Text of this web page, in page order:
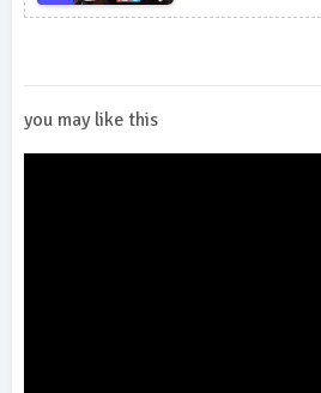
you may like this